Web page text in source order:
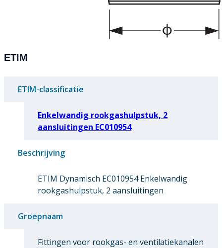
ETIM
ETIM-classificatie
Enkelwandig rookgashulpstuk, 2
aansluitingen EC010954
Beschrijving
ETIM Dynamisch EC010954 Enkelwandig
rookgashulpstuk, 2 aansluitingen
Groepnaam
Fittingen voor rookgas- en ventilatiekanalen